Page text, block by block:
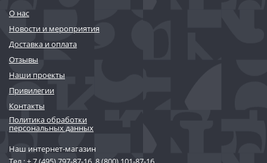
О нас
Новости и мероприятия
Доставка и оплата
Отзывы
Наши проекты
Привилегии
Контакты
Политика обработки
персональных данных
Наш интернет-магазин